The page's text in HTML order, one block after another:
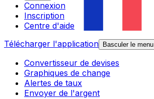
Connexion
Inscription
Centre d'aide
Télécharger l'application
Basculer le menu
Convertisseur de devises
Graphiques de change
Alertes de taux
Envoyer de l'argent